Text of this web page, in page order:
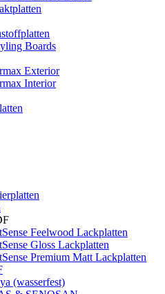
Boards
Exterior
Interior
Feelwood Lackplatten
Gloss Lackplatten
Premium Matt Lackplatten
(wasserfest)